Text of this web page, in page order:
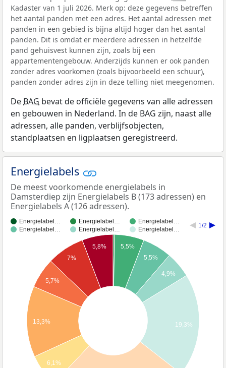
Kadaster van 1 juli 2026. Merk op: deze gegevens betreffen
het aantal panden met een adres. Het aantal adressen met
panden in een gebied is bijna altijd hoger dan het aantal
panden. Dit is omdat er meerdere adressen in hetzelfde
pand gehuisvest kunnen zijn, zoals bij een
appartementengebouw. Anderzijds kunnen er ook panden
zonder adres voorkomen (zoals bijvoorbeeld een schuur),
panden zonder adres zijn in deze telling niet meegenomen.
De BAG bevat de officiële gegevens van alle adressen
en gebouwen in Nederland. In de BAG zijn, naast alle
adressen, alle panden, verblijfsobjecten,
standplaatsen en ligplaatsen geregistreerd.
Energielabels
De meest voorkomende energielabels in
Damsterdiep zijn Energielabels B (173 adressen) en
Energielabels A (126 adressen).
Energielabel… Energielabel…
Energielabel…
Energielabel…
Energielabel… Energielabel…
1/2
5,5%
5,5%
4,9%
19,3%
5,8%
7%
5,7%
13,3%
6,1%